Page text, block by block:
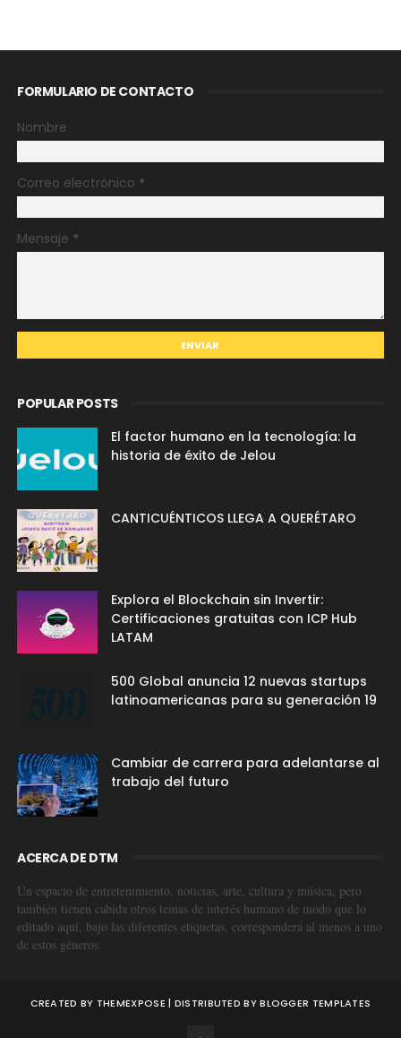
FORMULARIO DE CONTACTO
Nombre
Correo electrónico *
Mensaje *
POPULAR POSTS
El factor humano en la tecnología: la
historia de éxito de Jelou
CANTICUÉNTICOS LLEGA A QUERÉTARO
Explora el Blockchain sin Invertir:
Certificaciones gratuitas con ICP Hub
LATAM
500 Global anuncia 12 nuevas startups
latinoamericanas para su generación 19
Cambiar de carrera para adelantarse al
trabajo del futuro
ACERCA DE DTM
Un espacio de entretenimiento, noticias, arte, cultura y música, pero
también tienen cabida otros temas de interés humano de modo que lo
editado aquí, bajo las diferentes etiquetas, corresponderá al menos a uno
de estos géneros.
CREATED BY THEMEXPOSE | DISTRIBUTED BYBLOGGER TEMPLATES